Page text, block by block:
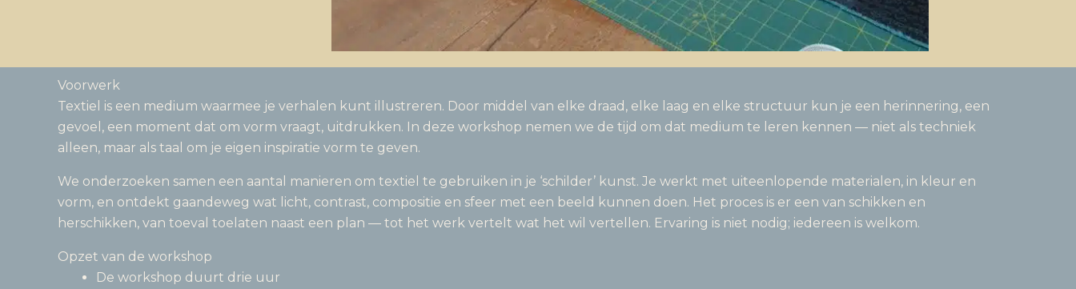
Voorwerk
Textiel is een medium waarmee je verhalen kunt illustreren. Door middel van elke draad, elke laag en elke structuur kun je een herinnering, een
gevoel, een moment dat om vorm vraagt, uitdrukken. In deze workshop nemen we de tijd om dat medium te leren kennen — niet als techniek
alleen, maar als taal om je eigen inspiratie vorm te geven.
We onderzoeken samen een aantal manieren om textiel te gebruiken in je ‘schilder’ kunst. Je werkt met uiteenlopende materialen, in kleur en
vorm, en ontdekt gaandeweg wat licht, contrast, compositie en sfeer met een beeld kunnen doen. Het proces is er een van schikken en
herschikken, van toeval toelaten naast een plan — tot het werk vertelt wat het wil vertellen. Ervaring is niet nodig; iedereen is welkom.
Opzet van de workshop
De workshop duurt drie uur